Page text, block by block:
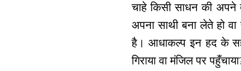
चाहे किसी साधन की अपने
अपना साथी बना लेते हो
है। आधाकल्प इन हद के
गिराया वा मंजिल पर